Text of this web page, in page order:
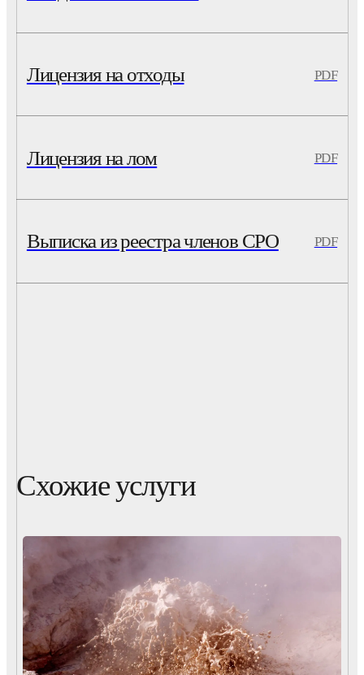
Лицензия на отходы PDF
Лицензия на лом PDF
Выписка из реестра членов СРО PDF
Схожие услуги